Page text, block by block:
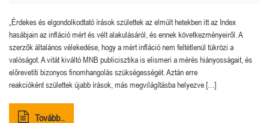
„Érdekes és elgondolkodtató írások születtek az elmúlt hetekben itt az Index
hasábjain az infláció mért és vélt alakulásáról, és ennek következményeiről. A
szerzők általános vélekedése, hogy a mért infláció nem feltétlenül tükrözi a
valóságot. A vitát kiváltó MNB publicisztika is elismeri a mérés hiányosságait, és
előrevetíti bizonyos finomhangolás szükségességét. Aztán erre
reakcióként születtek újabb írások, más megvilágításba helyezve […]
Tovább..